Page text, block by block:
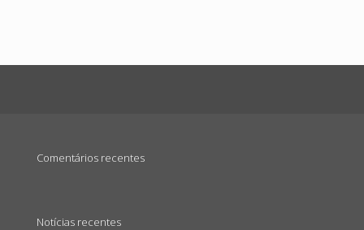
Comentários recentes
Notícias recentes